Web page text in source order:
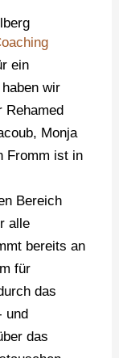
ein
wir
Rehamed
Monja
Fromm ist in
Bereich
alle
bereits an
für
das
und
das